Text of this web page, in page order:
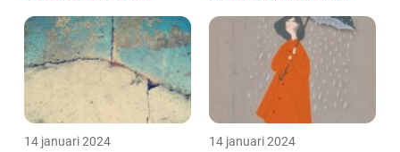
14 januari 2024 14 januari 2024